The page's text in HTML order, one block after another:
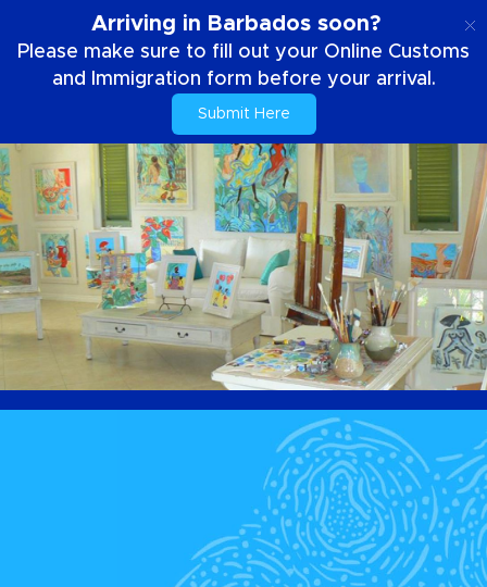
Arriving in Barbados soon?
Please make sure to fill out your Online Customs
and Immigration form before your arrival.
Submit Here